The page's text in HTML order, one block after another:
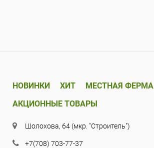
НОВИНКИ ХИТ
МЕСТНАЯ ФЕРМА
АКЦИОННЫЕ ТОВАРЫ
Шолохова, 64 (мкр. "Строитель")
+7(708) 703-77-37